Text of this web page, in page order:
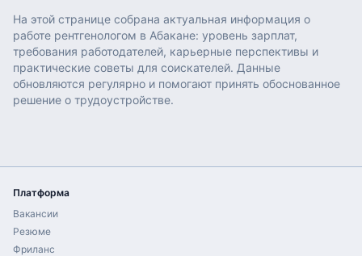
На этой странице собрана актуальная информация о
работе рентгенологом в Абакане: уровень зарплат,
требования работодателей, карьерные перспективы и
практические советы для соискателей. Данные
обновляются регулярно и помогают принять обоснованное
решение о трудоустройстве.
Платформа
Вакансии
Резюме
Фриланс